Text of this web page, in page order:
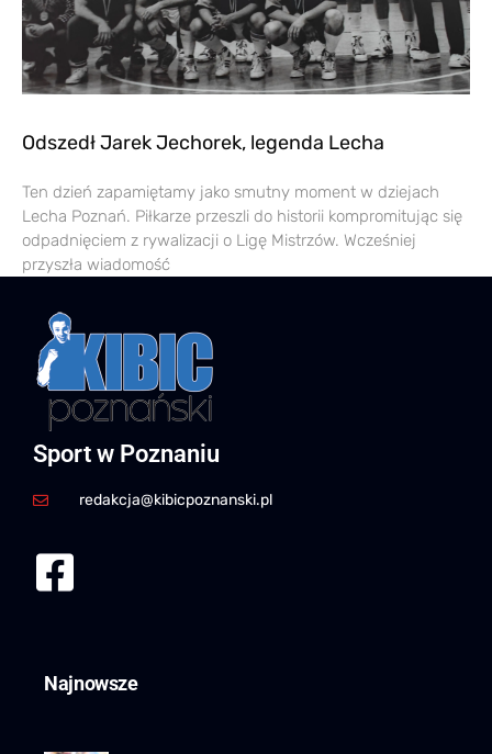
Odszedł Jarek Jechorek, legenda Lecha
Ten dzień zapamiętamy jako smutny moment w dziejach
Lecha Poznań. Piłkarze przeszli do historii kompromitując się
odpadnięciem z rywalizacji o Ligę Mistrzów. Wcześniej
przyszła wiadomość
Sport w Poznaniu
redakcja@kibicpoznanski.pl
Najnowsze